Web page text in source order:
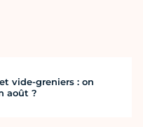
vide-greniers : on
août ?